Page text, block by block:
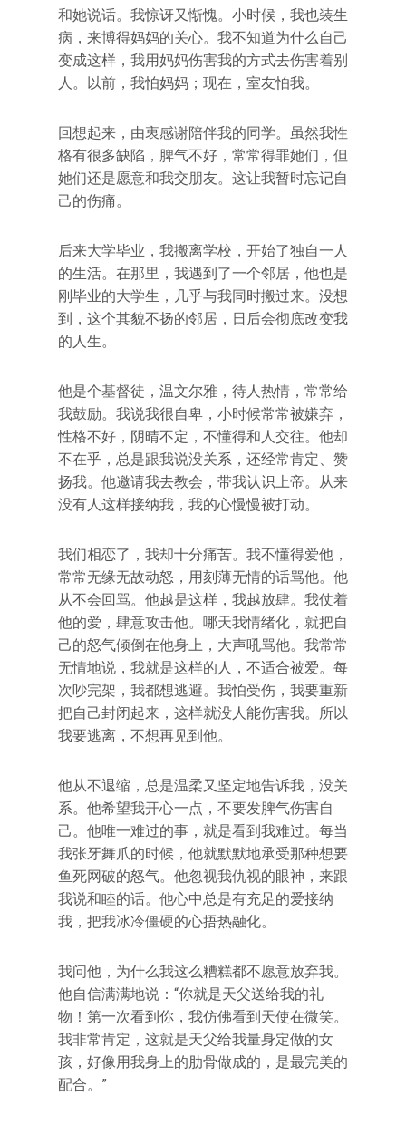
和她说话。我惊讶又惭愧。小时候，我也装生
病，来博得妈妈的关心。我不知道为什么自己
变成这样，我用妈妈伤害我的方式去伤害着别
人。以前，我怕妈妈；现在，室友怕我。
回想起来，由衷感谢陪伴我的同学。虽然我性
格有很多缺陷，脾气不好，常常得罪她们，但
她们还是愿意和我交朋友。这让我暂时忘记自
己的伤痛。
后来大学毕业，我搬离学校，开始了独自一人
的生活。在那里，我遇到了一个邻居，他也是
刚毕业的大学生，几乎与我同时搬过来。没想
到，这个其貌不扬的邻居，日后会彻底改变我
的人生。
他是个基督徒，温文尔雅，待人热情，常常给
我鼓励。我说我很自卑，小时候常常被嫌弃，
性格不好，阴晴不定，不懂得和人交往。他却
不在乎，总是跟我说没关系，还经常肯定、赞
扬我。他邀请我去教会，带我认识上帝。从来
没有人这样接纳我，我的心慢慢被打动。
我们相恋了，我却十分痛苦。我不懂得爱他，
常常无缘无故动怒，用刻薄无情的话骂他。他
从不会回骂。他越是这样，我越放肆。我仗着
他的爱，肆意攻击他。哪天我情绪化，就把自
己的怒气倾倒在他身上，大声吼骂他。我常常
无情地说，我就是这样的人，不适合被爱。每
次吵完架，我都想逃避。我怕受伤，我要重新
把自己封闭起来，这样就没人能伤害我。所以
我要逃离，不想再见到他。
他从不退缩，总是温柔又坚定地告诉我，没关
系。他希望我开心一点，不要发脾气伤害自
己。他唯一难过的事，就是看到我难过。每当
我张牙舞爪的时候，他就默默地承受那种想要
鱼死网破的怒气。他忽视我仇视的眼神，来跟
我说和睦的话。他心中总是有充足的爱接纳
我，把我冰冷僵硬的心捂热融化。
我问他，为什么我这么糟糕都不愿意放弃我。
他自信满满地说：“你就是天父送给我的礼
物！第一次看到你，我仿佛看到天使在微笑。
我非常肯定，这就是天父给我量身定做的女
孩，好像用我身上的肋骨做成的，是最完美的
配合。”